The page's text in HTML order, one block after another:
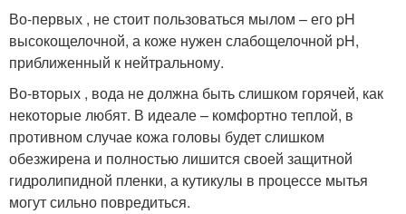
Во-первых , не стоит пользоваться мылом – его pH
высокощелочной, а коже нужен слабощелочной pH,
приближенный к нейтральному.
Во-вторых , вода не должна быть слишком горячей, как
некоторые любят. В идеале – комфортно теплой, в
противном случае кожа головы будет слишком
обезжирена и полностью лишится своей защитной
гидролипидной пленки, а кутикулы в процессе мытья
могут сильно повредиться.